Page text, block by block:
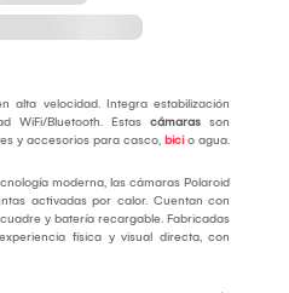
alta velocidad. Integra estabilización
WiFi/Bluetooth. Estascámaras son
y accesorios para casco, bici o agua.
moderna, las cámaras Polaroid
activadas por calor. Cuentan con
y batería recargable. Fabricadas
física y visual directa, con